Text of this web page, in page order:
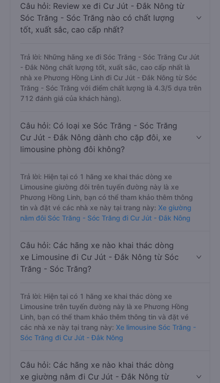
Câu hỏi: Review xe đi Cư Jút - Đắk Nông từ
Sóc Trăng - Sóc Trăng nào có chất lượng
tốt, xuất sắc, cao cấp nhất?
Trả lời: Những hãng xe đi Sóc Trăng - Sóc Trăng Cư Jút
- Đắk Nông chất lượng tốt, xuất sắc, cao cấp nhất là
nhà xe Phương Hồng Linh đi Cư Jút - Đắk Nông từ Sóc
Trăng - Sóc Trăng với điểm chất lượng là 4.3/5 dựa trên
712 đánh giá của khách hàng).
Câu hỏi: Có loại xe Sóc Trăng - Sóc Trăng
Cư Jút - Đắk Nông dành cho cặp đôi, xe
limousine phòng đôi không?
Trả lời: Hiện tại có 1 hãng xe khai thác dòng xe
Limousine giường đôi trên tuyến đường này là xe
Phương Hồng Linh, bạn có thể tham khảo thêm thông
tin và đặt vé các nhà xe này tại trang này: Xe giường
nằm đôi Sóc Trăng - Sóc Trăng đi Cư Jút - Đắk Nông
Câu hỏi: Các hãng xe nào khai thác dòng
xe Limousine đi Cư Jút - Đắk Nông từ Sóc
Trăng - Sóc Trăng?
Trả lời: Hiện tại có 1 hãng xe khai thác dòng xe
Limousine trên tuyến đường này là xe Phương Hồng
Linh, bạn có thể tham khảo thêm thông tin và đặt vé
các nhà xe này tại trang này: Xe limousine Sóc Trăng -
Sóc Trăng đi Cư Jút - Đắk Nông
Câu hỏi: Các hãng xe nào khai thác dòng
xe giường nằm đi Cư Jút - Đắk Nông từ